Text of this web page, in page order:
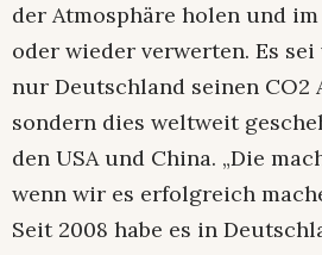
der Atmosphäre holen und
oder wieder verwerten. Es
nur Deutschland seinen CO2
sondern dies weltweit
den USA und China. „Die
wenn wir es erfolgreich
Seit 2008 habe es in